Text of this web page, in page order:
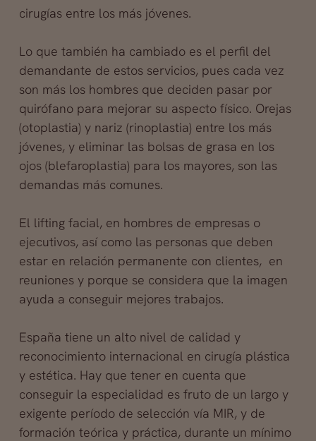
cirugías entre los más jóvenes.
Lo que también ha cambiado es el perfil del
demandante de estos servicios, pues cada vez
son más los hombres que deciden pasar por
quirófano para mejorar su aspecto físico. Orejas
(otoplastia) y nariz (rinoplastia) entre los más
jóvenes, y eliminar las bolsas de grasa en los
ojos (blefaroplastia) para los mayores, son las
demandas más comunes.
El lifting facial, en hombres de empresas o
ejecutivos, así como las personas que deben
estar en relación permanente con clientes, en
reuniones y porque se considera que la imagen
ayuda a conseguir mejores trabajos.
España tiene un alto nivel de calidad y
reconocimiento internacional en cirugía plástica
y estética. Hay que tener en cuenta que
conseguir la especialidad es fruto de un largo y
exigente período de selección vía MIR, y de
formación teórica y práctica, durante un mínimo